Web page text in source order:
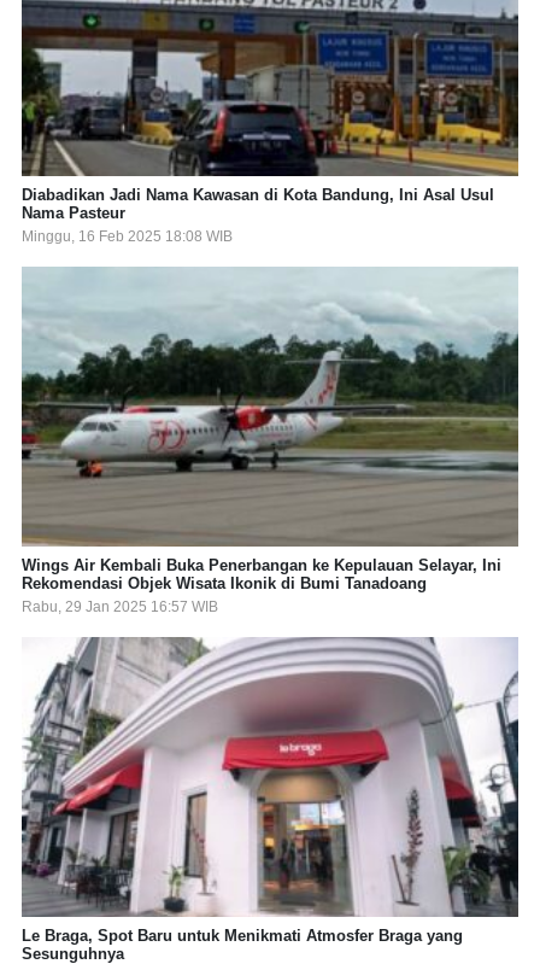
Diabadikan Jadi Nama Kawasan di Kota Bandung, Ini Asal Usul
Nama Pasteur
Minggu, 16 Feb 2025 18:08 WIB
Wings Air Kembali Buka Penerbangan ke Kepulauan Selayar, Ini
Rekomendasi Objek Wisata Ikonik di Bumi Tanadoang
Rabu, 29 Jan 2025 16:57 WIB
Le Braga, Spot Baru untuk Menikmati Atmosfer Braga yang
Sesunguhnya